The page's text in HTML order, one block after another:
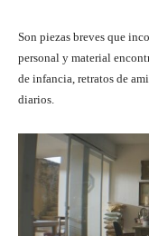
Son piezas breves que
personal y material
de infancia, retratos de
diarios.